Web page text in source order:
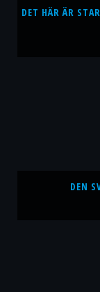
DET HÄR ÄR
DEN